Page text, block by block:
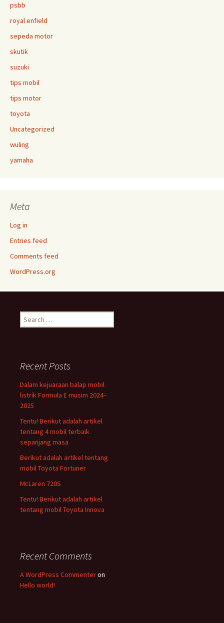
psbb
royal enfield
sepeda motor
skutik
suzuki
tips mobil
tips motor
toyota
Uncategorized
wuling
yamaha
Meta
Log in
Entries feed
Comments feed
WordPress.org
Search
for:
Recent Posts
Dalam kejuaraan balap mobil
listrik Formula E musim 2024–
2025
Tentu! Berikut adalah artikel
tentang 4 mobil terbaik
sepanjang masa
Berikut adalah artikel tentang
mobil Toyota Fortuner
McLaren 720S
Tentu! Berikut adalah artikel
tentang mobil Toyota Innova
Recent Comments
A WordPress Commenteron
Hello world!